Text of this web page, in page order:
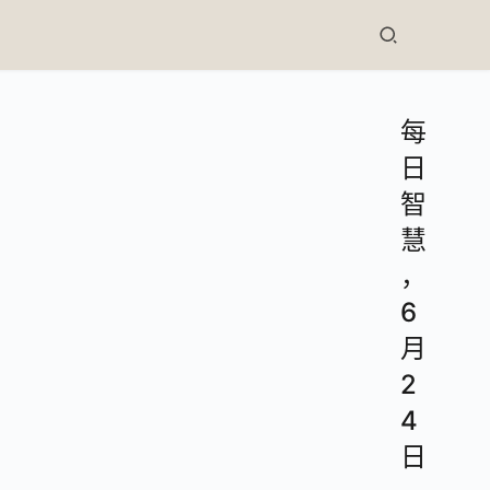
每
日
智
慧
，
6
月
2
4
日